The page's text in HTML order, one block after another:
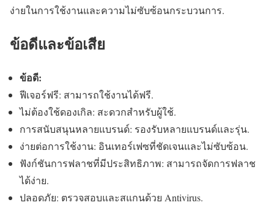
ง่ายในการใช้งานและความไม่ซับซ้อนกระบวนการ.
ข้อดีและข้อเสีย
ข้อดี:
ฟีเจอร์ฟรี: สามารถใช้งานได้ฟรี.
ไม่ต้องใช้ดองเกิล: สะดวกสำหรับผู้ใช้.
การสนับสนุนหลายแบรนด์: รองรับหลายแบรนด์และรุ่น.
ง่ายต่อการใช้งาน: อินเทอร์เฟซที่ชัดเจนและไม่ซับซ้อน.
ฟังก์ชันการฟลาชที่มีประสิทธิภาพ: สามารถจัดการฟลาช
ได้ง่าย.
ปลอดภัย: ตรวจสอบและสแกนด้วย Antivirus.